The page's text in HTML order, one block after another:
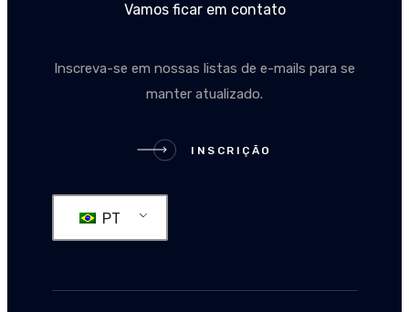
Vamos ficar em contato
Inscreva-se em nossas listas de e-mails para se
manter atualizado.
INSCRIÇÃO
INSCRIÇÃO
PT